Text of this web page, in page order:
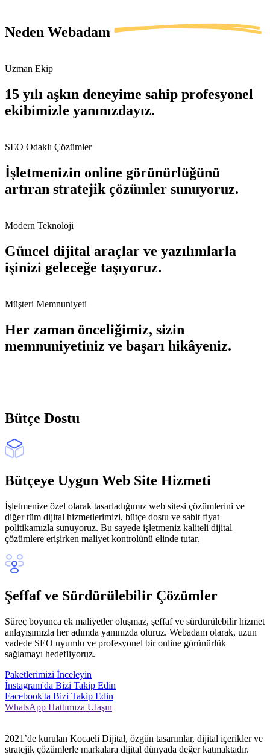
Neden Webadam
Uzman Ekip
15 yılı aşkın deneyime sahip profesyonel
ekibimizle yanınızdayız.
SEO Odaklı Çözümler
İşletmenizin online görünürlüğünü
artıran stratejik çözümler sunuyoruz.
Modern Teknoloji
Güncel dijital araçlar ve yazılımlarla
işinizi geleceğe taşıyoruz.
Müşteri Memnuniyeti
Her zaman önceliğimiz, sizin
memnuniyetiniz ve başarı hikâyeniz.
Bütçe Dostu
Bütçeye Uygun Web Site Hizmeti
İşletmenize özel olarak tasarladığımız web sitesi çözümlerini ve
diğer tüm dijital hizmetlerimizi, bütçe dostu ve sabit fiyat
politikamızla sunuyoruz. Bu sayede işletmeniz kaliteli dijital
çözümlere erişirken maliyet kontrolünü elinde tutar.
Şeffaf ve Sürdürülebilir Çözümler
Süreç boyunca ek maliyetler oluşmaz, şeffaf ve sürdürülebilir hizmet
anlayışımızla her adımda yanınızda oluruz. Webadam olarak, uzun
vadede SEO uyumlu ve profesyonel bir online görünürlük
sağlamayı hedefliyoruz.
Paketlerimizi İnceleyin
İnstagram'da Bizi Takip Edin
Facebook'ta Bizi Takip Edin
WhatsApp Hattımıza Ulaşın
2021’de kurulan Kocaeli Dijital, özgün tasarımlar, dijital içerikler ve
stratejik çözümlerle markalara dijital dünyada değer katmaktadır.